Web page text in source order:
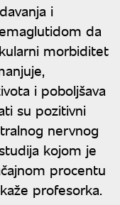
i
da
morbiditet
i poboljšava
su pozitivni
nervnog
kojom je
procentu
profesorka.